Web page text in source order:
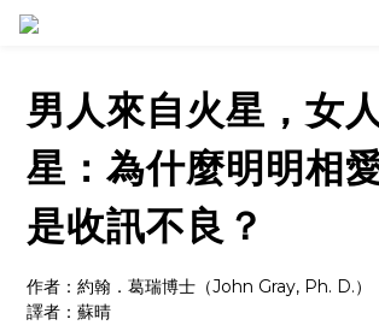
男人來自火星，女
星：為什麼明明相
是收訊不良？
作者：約翰．葛瑞博士（John Gray, Ph. D.）
譯者：蘇晴